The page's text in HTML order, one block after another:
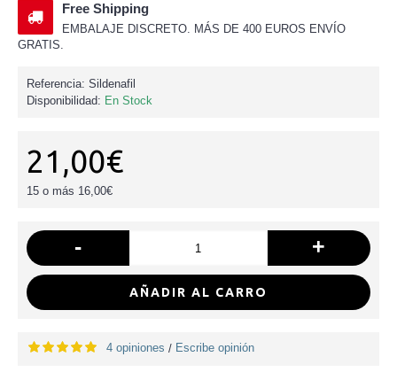
Free Shipping
EMBALAJE DISCRETO. MÁS DE 400 EUROS ENVÍO
GRATIS.
Referencia: Sildenafil
Disponibilidad: En Stock
21,00€
15 o más 16,00€
- +
AÑADIR AL CARRO
4 opiniones / Escribe opinión